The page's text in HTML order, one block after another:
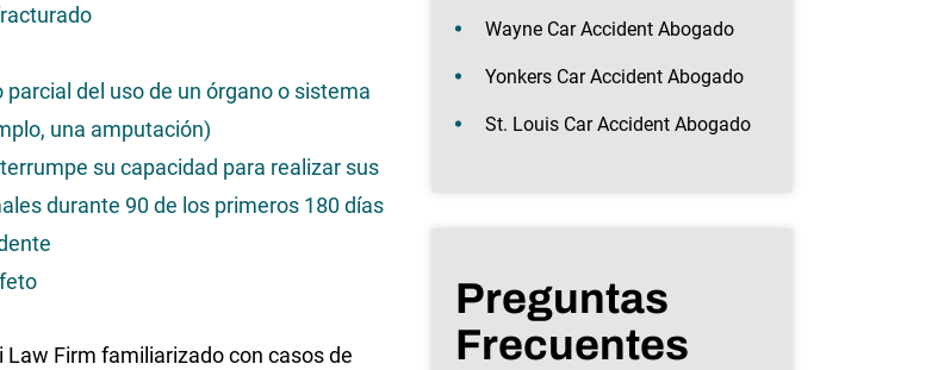
parcial del uso de un órgano o sistema
una amputación)
su capacidad para realizar sus
durante 90 de los primeros 180 días
Law Firm familiarizado con casos de
Wayne Car Accident Abogado
Yonkers Car Accident Abogado
St. Louis Car Accident Abogado
Preguntas
Frecuentes